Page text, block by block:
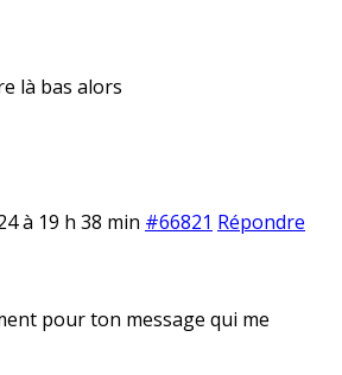
là bas alors
à 19 h 38 min #66821 Répondre
pour ton message qui me